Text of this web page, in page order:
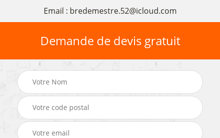
Email : bredemestre.52@icloud.com
Demande de devis gratuit